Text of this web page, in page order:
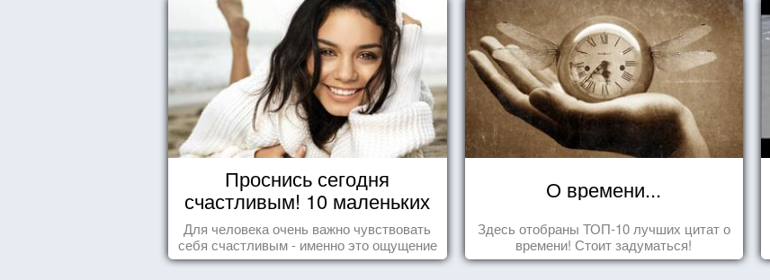
Проснись сегодня
счастливым! 10 маленьких
радостей настоящего
Счастья
Для человека очень важно чувствовать
себя счастливым - именно это ощущение
дарит позитивные эмоции и превращает
О времени...
Здесь отобраны ТОП-10 лучших цитат о
времени! Стоит задуматься!